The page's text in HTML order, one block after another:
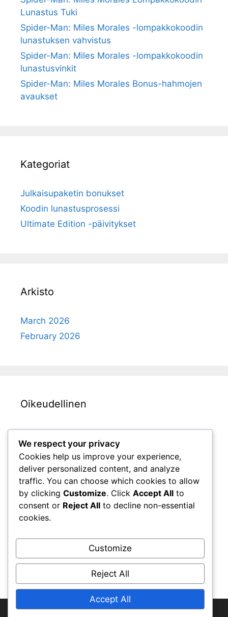
Lunastus Tuki
Spider-Man: Miles Morales -lompakkokoodin
lunastuksen vahvistus
Spider-Man: Miles Morales -lompakkokoodin
lunastusvinkit
Spider-Man: Miles Morales Bonus-hahmojen
avaukset
Kategoriat
Julkaisupaketin bonukset
Koodin lunastusprosessi
Ultimate Edition -päivitykset
Arkisto
March 2026
February 2026
Oikeudellinen
Ota yhteyttä meihin
Evästekäytäntö
Tietosuojapolitiikka
Käyttöehdot
Tietoja
Search
We respect your privacy
Cookies help us improve your experience,
deliver personalized content, and analyze
traffic. You can choose which cookies to allow
by clicking Customize. Click Accept All to
consent or Reject All to decline non-essential
cookies.
Customize
Reject All
Accept All